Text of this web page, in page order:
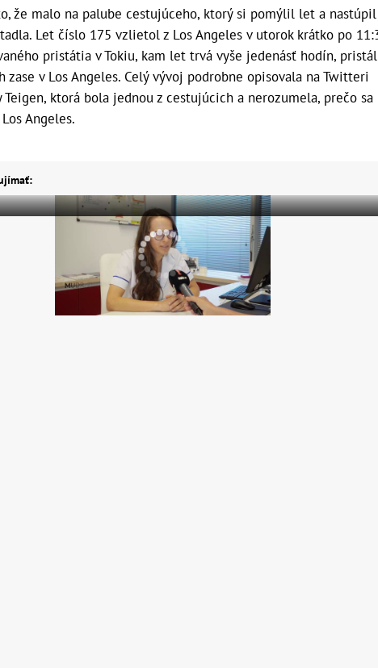
že malo na palube cestujúceho, ktorý si pomýlil let a
Let číslo 175 vzlietol z Los Angeles v utorok krátko po
pristátia v Tokiu, kam let trvá vyše jedenásť hodín,
zase v Los Angeles. Celý vývoj podrobne opisovala na Twitteri
Teigen, ktorá bola jednou z cestujúcich a nerozumela, prečo
Angeles.